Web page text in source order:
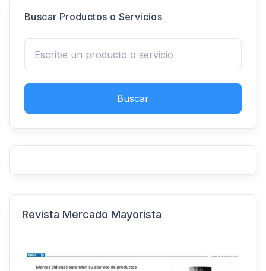
Buscar Productos o Servicios
Buscar
Revista Mercado Mayorista